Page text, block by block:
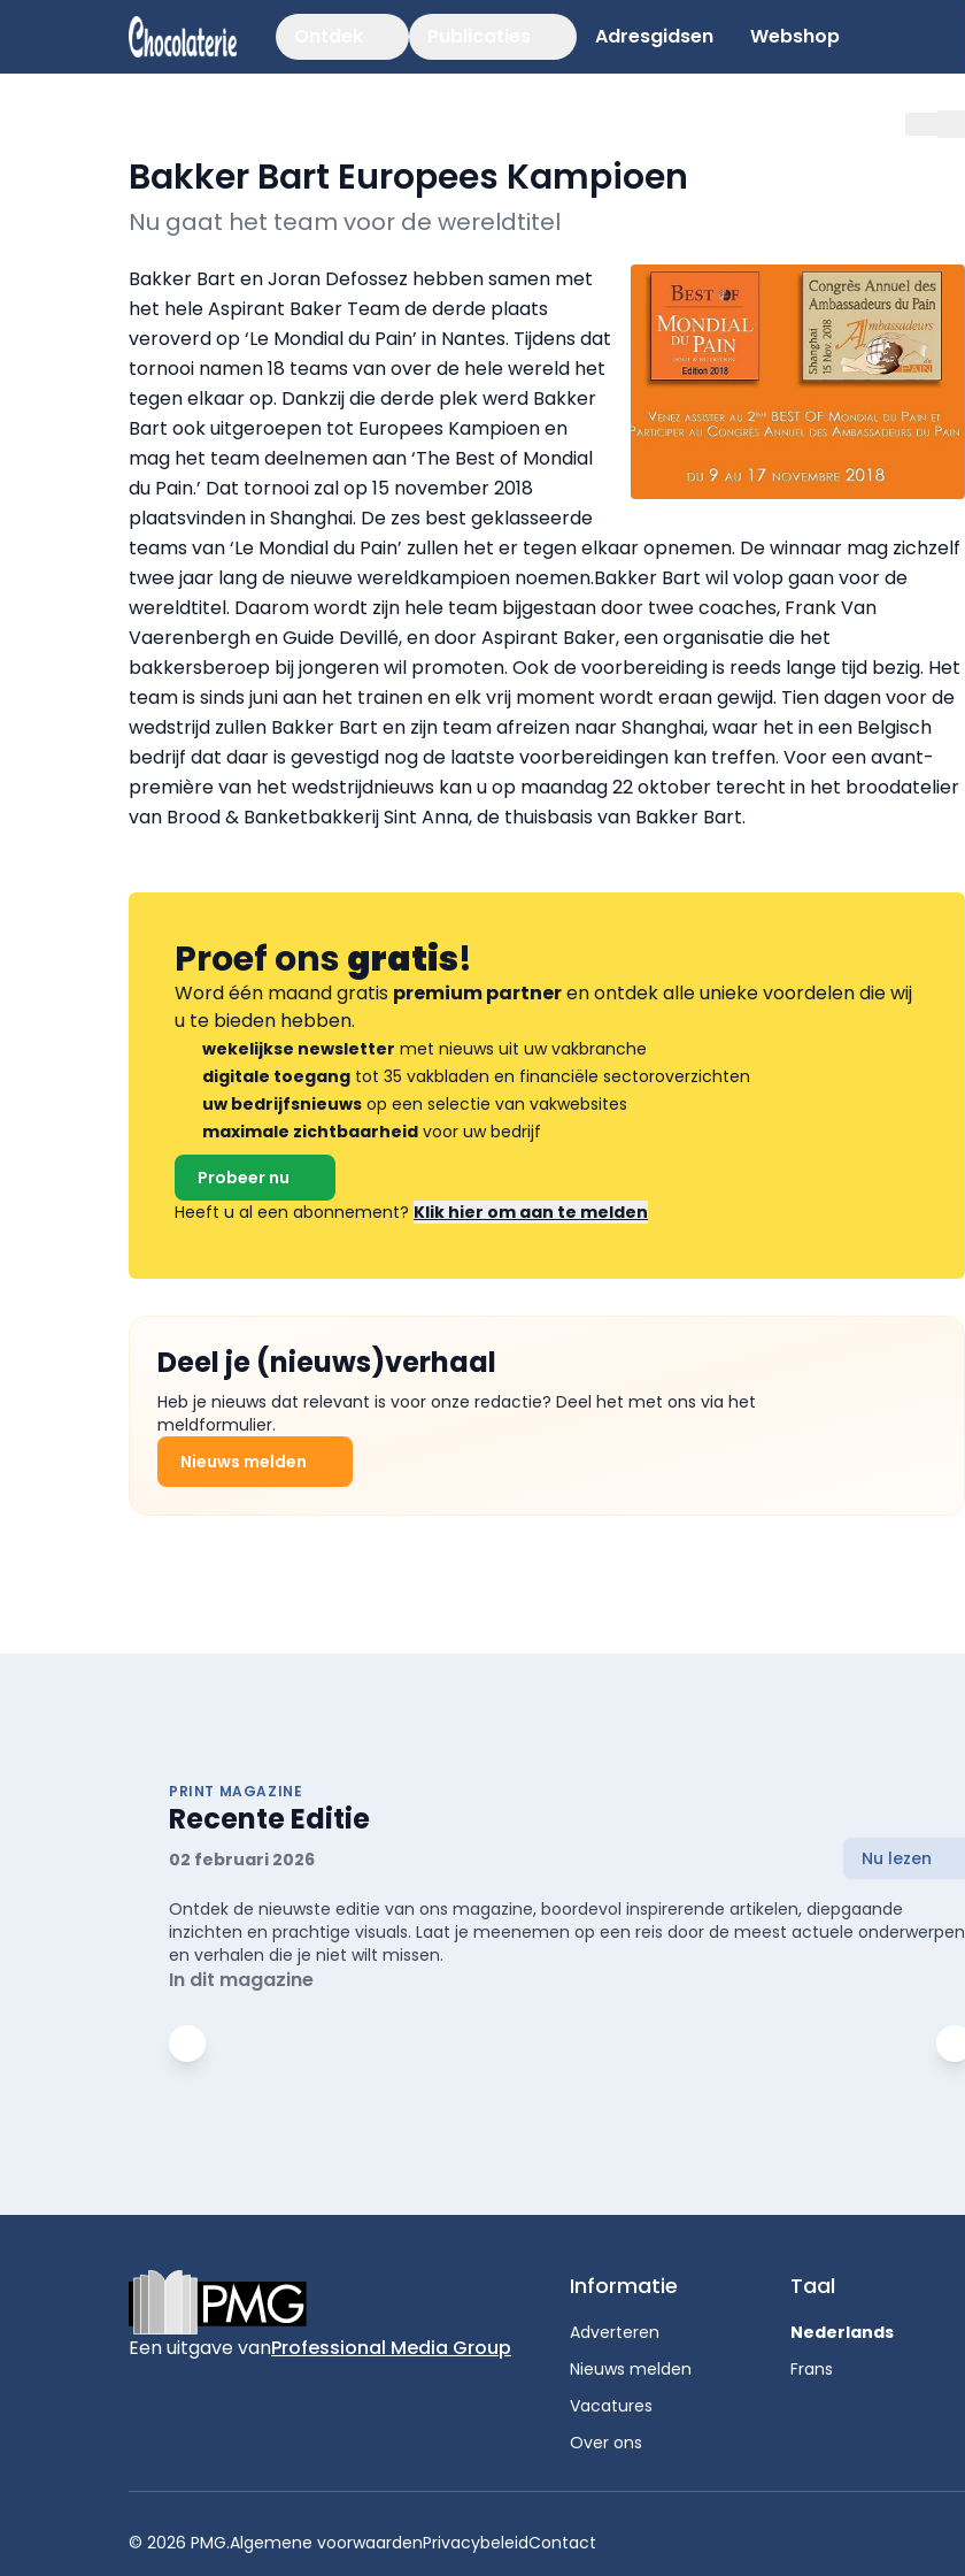
Adresgidsen Webshop
Bakker Bart Europees Kampioen
Nu gaat het team voor de wereldtitel
Bakker Bart en Joran Defossez hebben samen met
het hele Aspirant Baker Team de derde plaats
veroverd op ‘Le Mondial du Pain’ in Nantes. Tijdens dat
tornooi namen 18 teams van over de hele wereld het
tegen elkaar op. Dankzij die derde plek werd Bakker
Bart ook uitgeroepen tot Europees Kampioen en
mag het team deelnemen aan ‘The Best of Mondial
du Pain.’ Dat tornooi zal op 15 november 2018
plaatsvinden in Shanghai. De zes best geklasseerde
teams van ‘Le Mondial du Pain’ zullen het er tegen elkaar opnemen. De winnaar mag zichzelf
twee jaar lang de nieuwe wereldkampioen noemen.Bakker Bart wil volop gaan voor de
wereldtitel. Daarom wordt zijn hele team bijgestaan door twee coaches, Frank Van
Vaerenbergh en Guide Devillé, en door Aspirant Baker, een organisatie die het
bakkersberoep bij jongeren wil promoten. Ook de voorbereiding is reeds lange tijd bezig. Het
team is sinds juni aan het trainen en elk vrij moment wordt eraan gewijd. Tien dagen voor de
wedstrijd zullen Bakker Bart en zijn team afreizen naar Shanghai, waar het in een Belgisch
bedrijf dat daar is gevestigd nog de laatste voorbereidingen kan treffen. Voor een avant-
première van het wedstrijdnieuws kan u op maandag 22 oktober terecht in het broodatelier
van Brood & Banketbakkerij Sint Anna, de thuisbasis van Bakker Bart.
Proef onsgratis!
Word één maand gratis premium partneren ontdek alle unieke voordelen die wij
u te bieden hebben.
wekelijkse newsletter met nieuws uit uw vakbranche
digitale toegang tot 35 vakbladen en financiële sectoroverzichten
uw bedrijfsnieuws op een selectie van vakwebsites
maximale zichtbaarheid voor uw bedrijf
Probeer nu
Heeft u al een abonnement? Klik hier om aan te melden
Deel je (nieuws)verhaal
Heb je nieuws dat relevant is voor onze redactie? Deel het met ons via het
meldformulier.
Nieuws melden
PRINT MAGAZINE
Recente Editie
02 februari 2026 Nu lezen
Ontdek de nieuwste editie van ons magazine, boordevol inspirerende artikelen, diepgaande
inzichten en prachtige visuals. Laat je meenemen op een reis door de meest actuele onderwerpen
en verhalen die je niet wilt missen.
In dit magazine
Een uitgave vanProfessional Media Group
Informatie
Adverteren
Nieuws melden
Vacatures
Over ons
Taal
Nederlands
Frans
© 2026 PMG.Algemene voorwaardenPrivacybeleidContact